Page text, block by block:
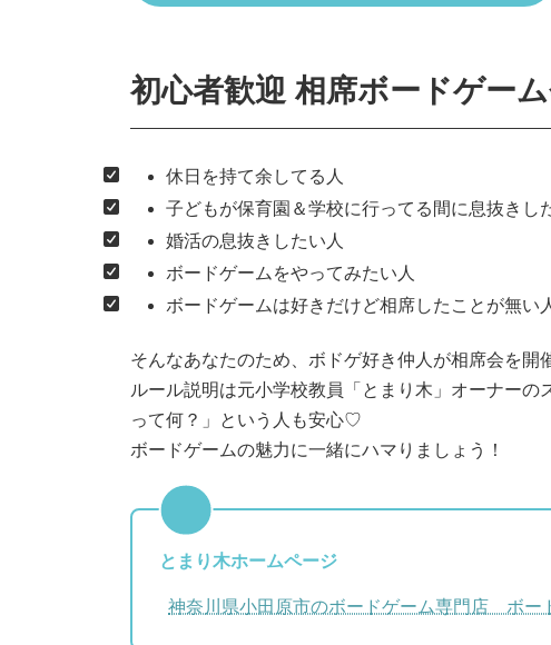
初心者歓迎 相席ボードゲー
休日を持て余してる人
子どもが保育園＆学校に行ってる間に息抜きし
婚活の息抜きしたい人
ボードゲームをやってみたい人
ボードゲームは好きだけど相席したことが無い
そんなあなたのため、ボドゲ好き仲人が相席会を開
ルール説明は元小学校教員「とまり木」オーナー
って何？」という人も安心♡
ボードゲームの魅力に一緒にハマりましょう！
とまり木ホームページ
神奈川県小田原市​のボードゲーム専門店 ボー